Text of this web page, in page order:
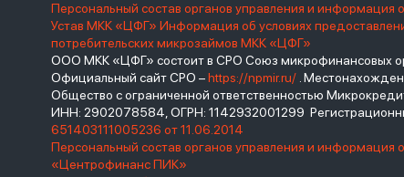
Персональный состав органов управления и
Устав МКК «ЦФГ» Информация об условиях
потребительских микрозаймов МКК «ЦФГ»
ООО МКК «ЦФГ» состоит в СРО Союз микрофинансовых
Официальный сайт СРО –https://npmir.ru/ .
Общество с ограниченной ответственностью
ИНН: 2902078584, ОГРН: 1142932001299
651403111005236 от 11.06.2014
Персональный состав органов управления и
«Центрофинанс ПИК»